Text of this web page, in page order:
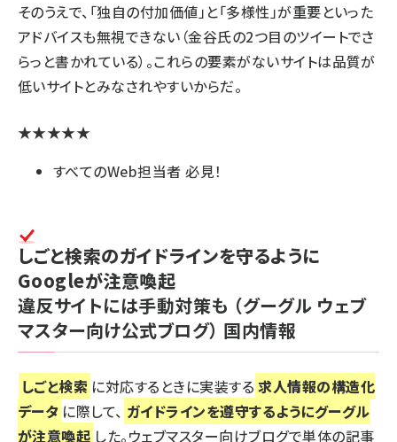
そのうえで、「独自の付加価値」と「多様性」が重要といった
アドバイスも無視できない（金谷氏の2つ目のツイートでさ
らっと書かれている）。これらの要素がないサイトは品質が
低いサイトとみなされやすいからだ。
★★★★★
すべてのWeb担当者 必見！
しごと検索のガイドラインを守るように
Googleが注意喚起
違反サイトには手動対策も （グーグル ウェブ
マスター向け公式ブログ） 国内情報
しごと検索 に対応するときに実装する 求人情報の構造化
データ に際して、 ガイドラインを遵守するようにグーグル
が注意喚起 した。ウェブマスター向けブログで単体の記事